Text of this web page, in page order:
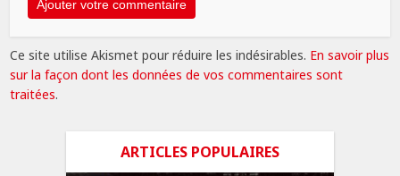
Ce site utilise Akismet pour réduire les indésirables. En savoir plus
sur la façon dont les données de vos commentaires sont
traitées.
ARTICLES POPULAIRES